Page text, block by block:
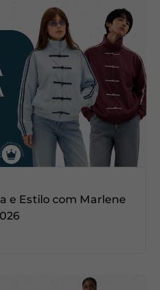
e Estilo com Marlene